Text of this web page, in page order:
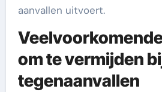
aanvallen uitvoert.
om te vermijden
tegenaanvallen